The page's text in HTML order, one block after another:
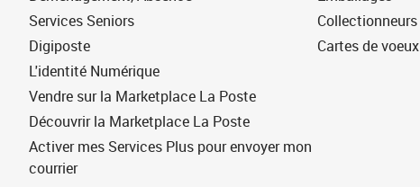
Services Seniors
Digiposte
L'identité Numérique
Vendre sur la Marketplace La Poste
Découvrir la Marketplace La Poste
Activer mes Services Plus pour envoyer mon
courrier
Collectionneurs
Cartes de voeux